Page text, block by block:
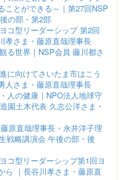
ことができる～｜第27回NSP
の部・第2部
コ型リーダーシップ 第2回
孝さま・藤原直哉理事長
る世界｜NSP会員 藤川都さ
に向けてさいたま市はこう
さま・藤原直哉理事長
人の健康｜NPO法人地球守
園土木代表 久志公洋さま・
原直哉理事長・永井洋子理
戦略講演会 午後の部・後
コ型リーダーシップ第1回ヨ
ら ｜長谷川孝さま・藤原直